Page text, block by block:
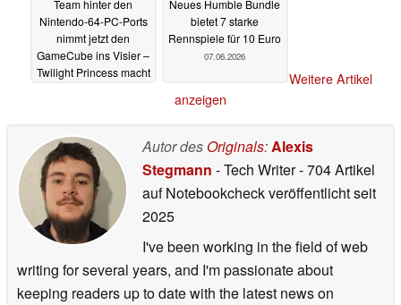
Team hinter den
Nintendo-64-PC-Ports
nimmt jetzt den
GameCube ins Visier –
Twilight Princess macht
Neues Humble Bundle
bietet 7 starke
Rennspiele für 10 Euro
07.06.2026
Weitere Artikel
anzeigen
Autor des Originals:Alexis
Stegmann - Tech Writer- 704 Artikel
auf Notebookcheck veröffentlichtseit
2025
I've been working in the field of web
writing for several years, and I'm passionate about
keeping readers up to date with the latest news on